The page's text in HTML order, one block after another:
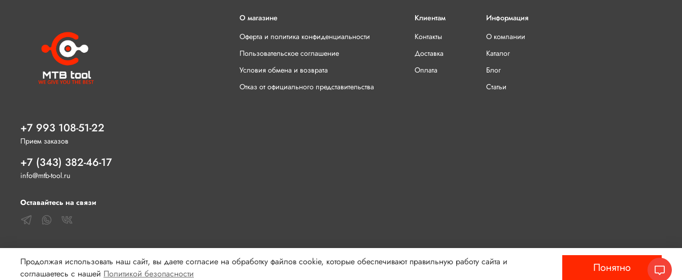
О магазине
Оферта и политика конфиденциальности
Пользовательское соглашение
Условия обмена и возврата
Отказ от официального представительства
Клиентам
Контакты
Доставка
Оплата
Информация
О компании
Каталог
Блог
Статьи
+7 993 108-51-22
Прием заказов
+7 (343) 382-46-17
info@mtb-tool.ru
Оставайтесь на связи
© 2020 Любое использование контента без письменного разрешения запрещено
Продолжая использовать наш сайт, вы даете согласие на обработку файлов cookie, которые обеспечивают правильную работу сайта и
соглашаетесь с нашей Политикой безопасности Понятно